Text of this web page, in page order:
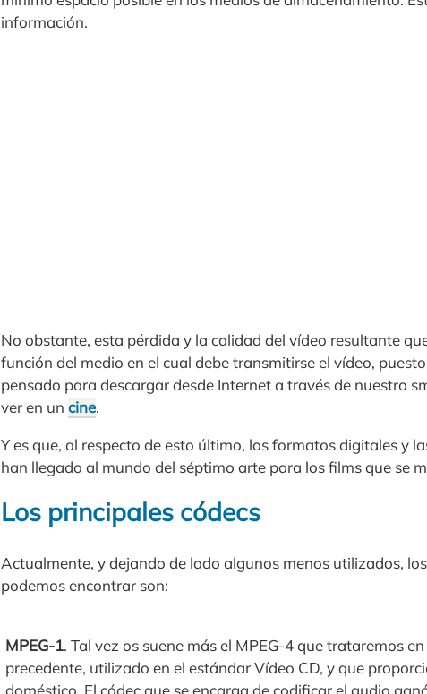
información.
No obstante, esta pérdida y la calidad del vídeo resultante
función del medio en el cual debe transmitirse el vídeo,
pensado para descargar desde Internet a través de nuestro
ver en un cine.
Y es que, al respecto de esto último, los formatos digitales y
han llegado al mundo del séptimo arte para los films que se
Los principales códecs
Actualmente, y dejando de lado algunos menos utilizados,
podemos encontrar son:
MPEG-1. Tal vez os suene más el MPEG-4 que trataremos
precedente, utilizado en el estándar Vídeo CD, y que